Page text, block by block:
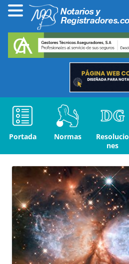
Portada Normas
Resolucio
nes